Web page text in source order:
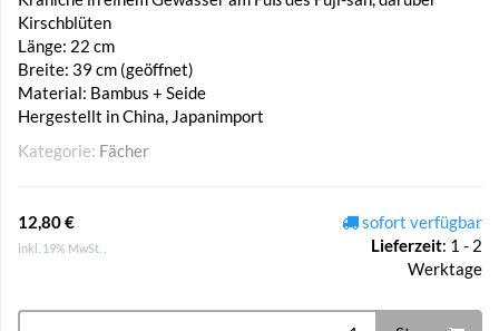
Kirschblüten
Länge: 22 cm
Breite: 39 cm (geöffnet)
Material: Bambus + Seide
Hergestellt in China, Japanimport
Kategorie: Fächer
12,80 €
inkl. 19% MwSt. ,
sofort verfügbar
Lieferzeit: 1 - 2
Werktage